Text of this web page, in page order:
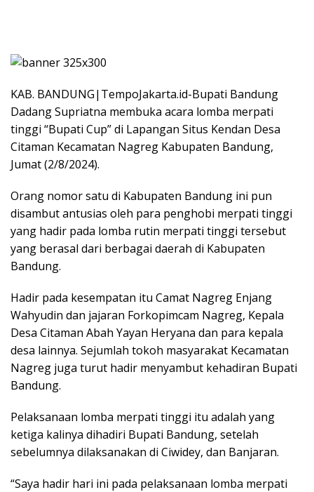
KAB. BANDUNG|TempoJakarta.id-Bupati Bandung
Dadang Supriatna membuka acara lomba merpati
tinggi “Bupati Cup” di Lapangan Situs Kendan Desa
Citaman Kecamatan Nagreg Kabupaten Bandung,
Jumat (2/8/2024).
Orang nomor satu di Kabupaten Bandung ini pun
disambut antusias oleh para penghobi merpati tinggi
yang hadir pada lomba rutin merpati tinggi tersebut
yang berasal dari berbagai daerah di Kabupaten
Bandung.
Hadir pada kesempatan itu Camat Nagreg Enjang
Wahyudin dan jajaran Forkopimcam Nagreg, Kepala
Desa Citaman Abah Yayan Heryana dan para kepala
desa lainnya. Sejumlah tokoh masyarakat Kecamatan
Nagreg juga turut hadir menyambut kehadiran Bupati
Bandung.
Pelaksanaan lomba merpati tinggi itu adalah yang
ketiga kalinya dihadiri Bupati Bandung, setelah
sebelumnya dilaksanakan di Ciwidey, dan Banjaran.
“Saya hadir hari ini pada pelaksanaan lomba merpati